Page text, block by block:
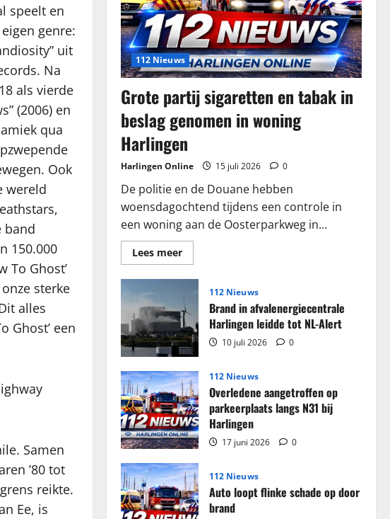
speelt en
genre:
uit
Na
als vierde
(2006) en
qua
Ook
wereld
band
150.000
To Ghost’
sterke
alles
Ghost’ een
Samen
’80 tot
reikte.
Ee, is
112 Nieuws
Grote partij sigaretten en tabak in
beslag genomen in woning
Harlingen
Harlingen Online 15 juli 2026 0
De politie en de Douane hebben
woensdagochtend tijdens een controle in
een woning aan de Oosterparkweg in...
Lees meerLees
meer
Grote
sigaretten
en
tabak
in
beslag
genomen
in
woning
Harlingen
112 Nieuws
Brand in afvalenergiecentrale
Harlingen leidde tot NL-Alert
10 juli 2026 0
112 Nieuws
Overledene aangetroffen op
parkeerplaats langs N31 bij
Harlingen
17 juni 2026 0
112 Nieuws
Auto loopt flinke schade op door
brand